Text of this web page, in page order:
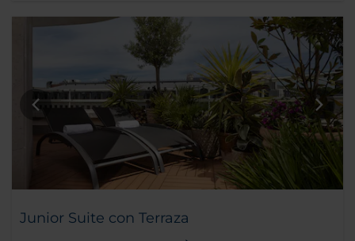
Junior Suite con Terraza